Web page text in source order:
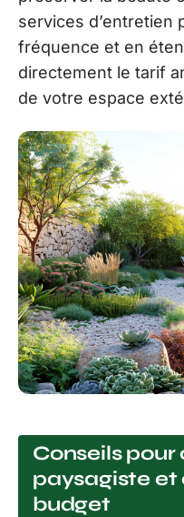
services d’entretien
fréquence et en
directement le tarif
de votre espace
Conseils pour
paysagiste et
budget